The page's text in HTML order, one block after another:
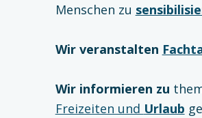
Menschen zu
Wir veranstalten
Wir informieren zu
Freizeiten und Urlaub